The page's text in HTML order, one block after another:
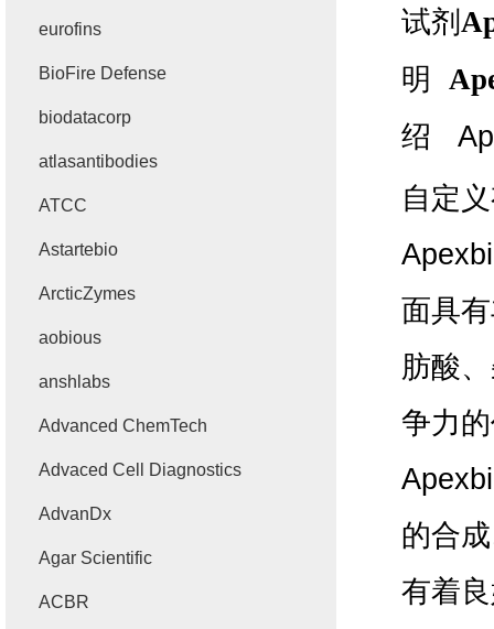
试剂
明
绍
自定
面具
肪酸
争力
的合
有着
eurofins
BioFire Defense
biodatacorp
atlasantibodies
ATCC
Astartebio
ArcticZymes
aobious
anshlabs
Advanced ChemTech
Advaced Cell Diagnostics
AdvanDx
Agar Scientific
ACBR